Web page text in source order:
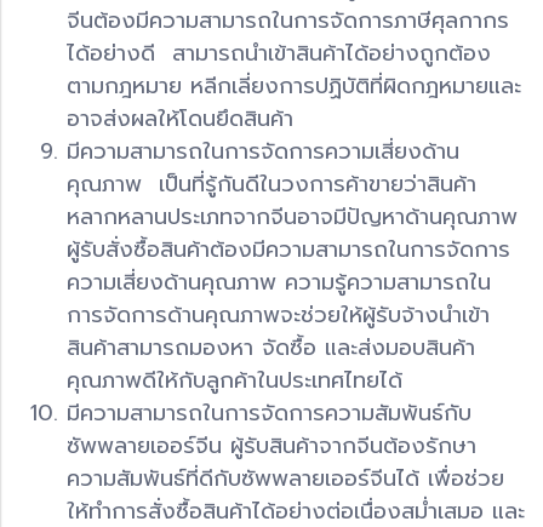
จีนต้องมีความสามารถในการจัดการภาษีศุลกากร
ได้อย่างดี สามารถนำเข้าสินค้าได้อย่างถูกต้อง
ตามกฎหมาย หลีกเลี่ยงการปฏิบัติที่ผิดกฎหมายและ
อาจส่งผลให้โดนยึดสินค้า
มีความสามารถในการจัดการความเสี่ยงด้าน
คุณภาพ เป็นที่รู้กันดีในวงการค้าขายว่าสินค้า
หลากหลานประเภทจากจีนอาจมีปัญหาด้านคุณภาพ
ผู้รับสั่งซื้อสินค้าต้องมีความสามารถในการจัดการ
ความเสี่ยงด้านคุณภาพ ความรู้ความสามารถใน
การจัดการด้านคุณภาพจะช่วยให้ผู้รับจ้างนำเข้า
สินค้าสามารถมองหา จัดซื้อ และส่งมอบสินค้า
คุณภาพดีให้กับลูกค้าในประเทศไทยได้
มีความสามารถในการจัดการความสัมพันธ์กับ
ซัพพลายเออร์จีน ผู้รับสินค้าจากจีนต้องรักษา
ความสัมพันธ์ที่ดีกับซัพพลายเออร์จีนได้ เพื่อช่วย
ให้ทำการสั่งซื้อสินค้าได้อย่างต่อเนื่องสม่ำเสมอ และ